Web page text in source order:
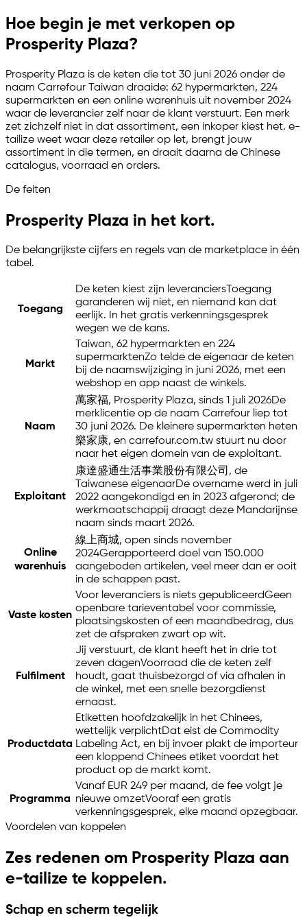
Hoe begin je met verkopen op
Prosperity Plaza?
Prosperity Plaza is de keten die tot 30 juni 2026 onder de
naam Carrefour Taiwan draaide: 62 hypermarkten, 224
supermarkten en een online warenhuis uit november 2024
waar de leverancier zelf naar de klant verstuurt. Een merk
zet zichzelf niet in dat assortiment, een inkoper kiest het. e-
tailize weet waar deze retailer op let, brengt jouw
assortiment in die termen, en draait daarna de Chinese
catalogus, voorraad en orders.
De feiten
Prosperity Plaza in het kort.
De belangrijkste cijfers en regels van de marketplace in één
tabel.
Toegang
De keten kiest zijn leveranciersToegang
garanderen wij niet, en niemand kan dat
eerlijk. In het gratis verkenningsgesprek
wegen we de kans.
Markt
Taiwan, 62 hypermarkten en 224
supermarktenZo telde de eigenaar de keten
bij de naamswijziging in juni 2026, met een
webshop en app naast de winkels.
Naam
萬家福, Prosperity Plaza, sinds 1 juli 2026De
merklicentie op de naam Carrefour liep tot
30 juni 2026. De kleinere supermarkten heten
樂家康, en carrefour.com.tw stuurt nu door
naar het eigen domein van de exploitant.
Exploitant
康達盛通生活事業股份有限公司, de
Taiwanese eigenaarDe overname werd in juli
2022 aangekondigd en in 2023 afgerond; de
werkmaatschappij draagt deze Mandarijnse
naam sinds maart 2026.
Online
warenhuis
線上商城, open sinds november
2024Gerapporteerd doel van 150.000
aangeboden artikelen, veel meer dan er ooit
in de schappen past.
Vaste kosten
Voor leveranciers is niets gepubliceerdGeen
openbare tarieventabel voor commissie,
plaatsingskosten of een maandbedrag, dus
zet de afspraken zwart op wit.
Fulfilment
Jij verstuurt, de klant heeft het in drie tot
zeven dagenVoorraad die de keten zelf
houdt, gaat thuisbezorgd of via afhalen in
de winkel, met een snelle bezorgdienst
ernaast.
Productdata
Etiketten hoofdzakelijk in het Chinees,
wettelijk verplichtDat eist de Commodity
Labeling Act, en bij invoer plakt de importeur
een kloppend Chinees etiket voordat het
product op de markt komt.
Programma
Vanaf EUR 249 per maand, de fee volgt je
nieuwe omzetVooraf een gratis
verkenningsgesprek, elke maand opzegbaar.
Voordelen van koppelen
Zes redenen om Prosperity Plaza aan
e-tailize te koppelen.
Schap en scherm tegelijk